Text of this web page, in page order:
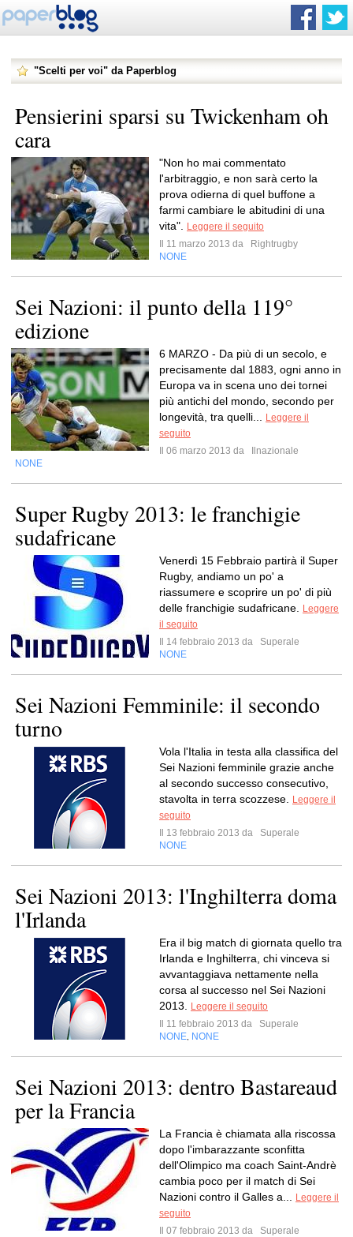
"Scelti per voi" da Paperblog
Pensierini sparsi su Twickenham oh
cara
"Non ho mai commentato
l'arbitraggio, e non sarà certo la
prova odierna di quel buffone a
farmi cambiare le abitudini di una
vita".
Leggere il seguito
Il 11 marzo 2013 da
Rightrugby
NONE
Sei Nazioni: il punto della 119°
edizione
6 MARZO - Da più di un secolo, e
precisamente dal 1883, ogni anno in
Europa va in scena uno dei tornei
più antichi del mondo, secondo per
longevità, tra quelli...
Leggere il
seguito
Il 06 marzo 2013 da
Ilnazionale
NONE
Super Rugby 2013: le franchigie
sudafricane
Venerdì 15 Febbraio partirà il Super
Rugby, andiamo un po' a
riassumere e scoprire un po' di più
delle franchigie sudafricane.
Leggere
il seguito
Il 14 febbraio 2013 da
Superale
NONE
Sei Nazioni Femminile: il secondo
turno
Vola l'Italia in testa alla classifica del
Sei Nazioni femminile grazie anche
al secondo successo consecutivo,
stavolta in terra scozzese.
Leggere il
seguito
Il 13 febbraio 2013 da
Superale
NONE
Sei Nazioni 2013: l'Inghilterra doma
l'Irlanda
Era il big match di giornata quello tra
Irlanda e Inghilterra, chi vinceva si
avvantaggiava nettamente nella
corsa al successo nel Sei Nazioni
2013.
Leggere il seguito
Il 11 febbraio 2013 da
Superale
NONE NONE
Sei Nazioni 2013: dentro Bastareaud
per la Francia
La Francia è chiamata alla riscossa
dopo l'imbarazzante sconfitta
dell'Olimpico ma coach Saint-Andrè
cambia poco per il match di Sei
Nazioni contro il Galles a...
Leggere il
seguito
Il 07 febbraio 2013 da
Superale